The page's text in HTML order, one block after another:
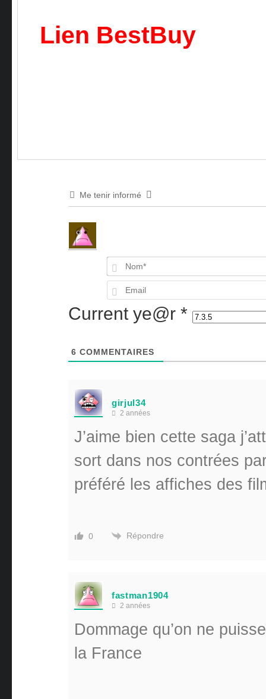
Lien BestBuy
Me tenir informé
Current ye@r *
6 COMMENTAIRES
girjul34
2 années
J’aime bien cette saga
sort dans nos contrées
préféré les affiches des
0 Répondre
fastman1904
2 années
Dommage qu’on ne
la France